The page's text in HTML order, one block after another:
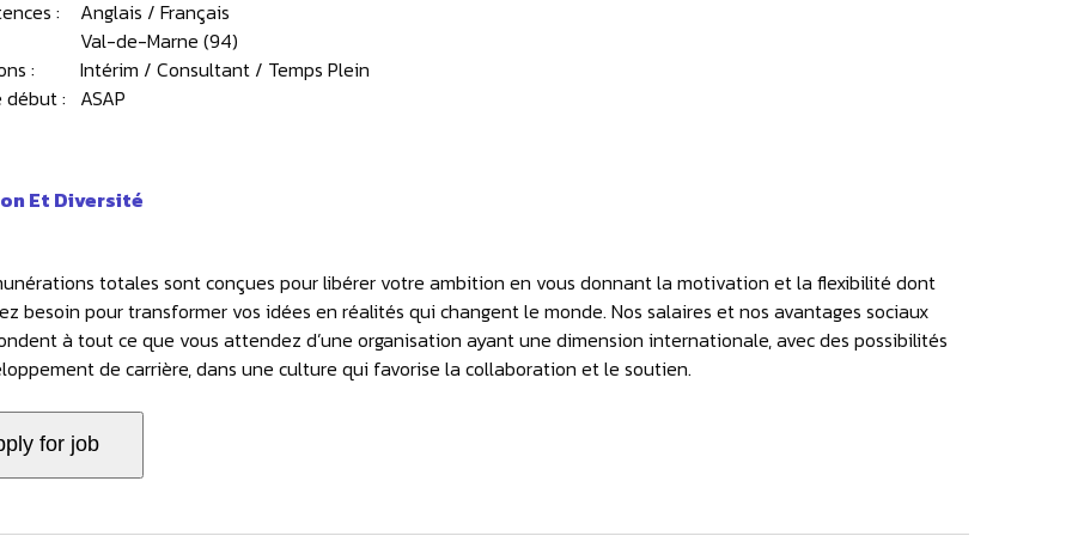
:
Anglais / Français
Val-de-Marne (94)
:
Intérim / Consultant / Temps Plein
début : ASAP
Et Diversité
totales sont conçues pour libérer votre ambition en vous donnant la motivation et la flexibilité dont
besoin pour transformer vos idées en réalités qui changent le monde. Nos salaires et nos avantages sociaux
à tout ce que vous attendez d’une organisation ayant une dimension internationale, avec des possibilités
de carrière, dans une culture qui favorise la collaboration et le soutien.